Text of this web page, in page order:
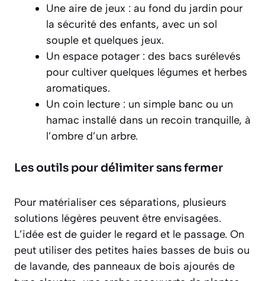
Une aire de jeux : au fond du jardin pour
la sécurité des enfants, avec un sol
souple et quelques jeux.
Un espace potager : des bacs surélevés
pour cultiver quelques légumes et herbes
aromatiques.
Un coin lecture : un simple banc ou un
hamac installé dans un recoin tranquille, à
l’ombre d’un arbre.
Les outils pour délimiter sans fermer
Pour matérialiser ces séparations, plusieurs
solutions légères peuvent être envisagées.
L’idée est de guider le regard et le passage. On
peut utiliser des petites haies basses de buis ou
de lavande, des panneaux de bois ajourés de